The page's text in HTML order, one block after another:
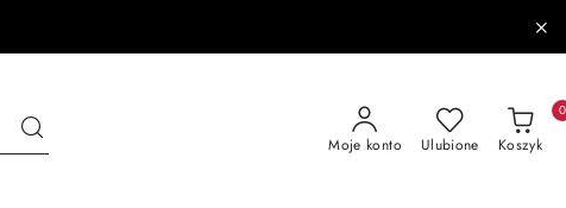
Moje konto Ulubione Koszyk
0